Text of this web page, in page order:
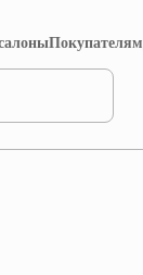
Покупателям